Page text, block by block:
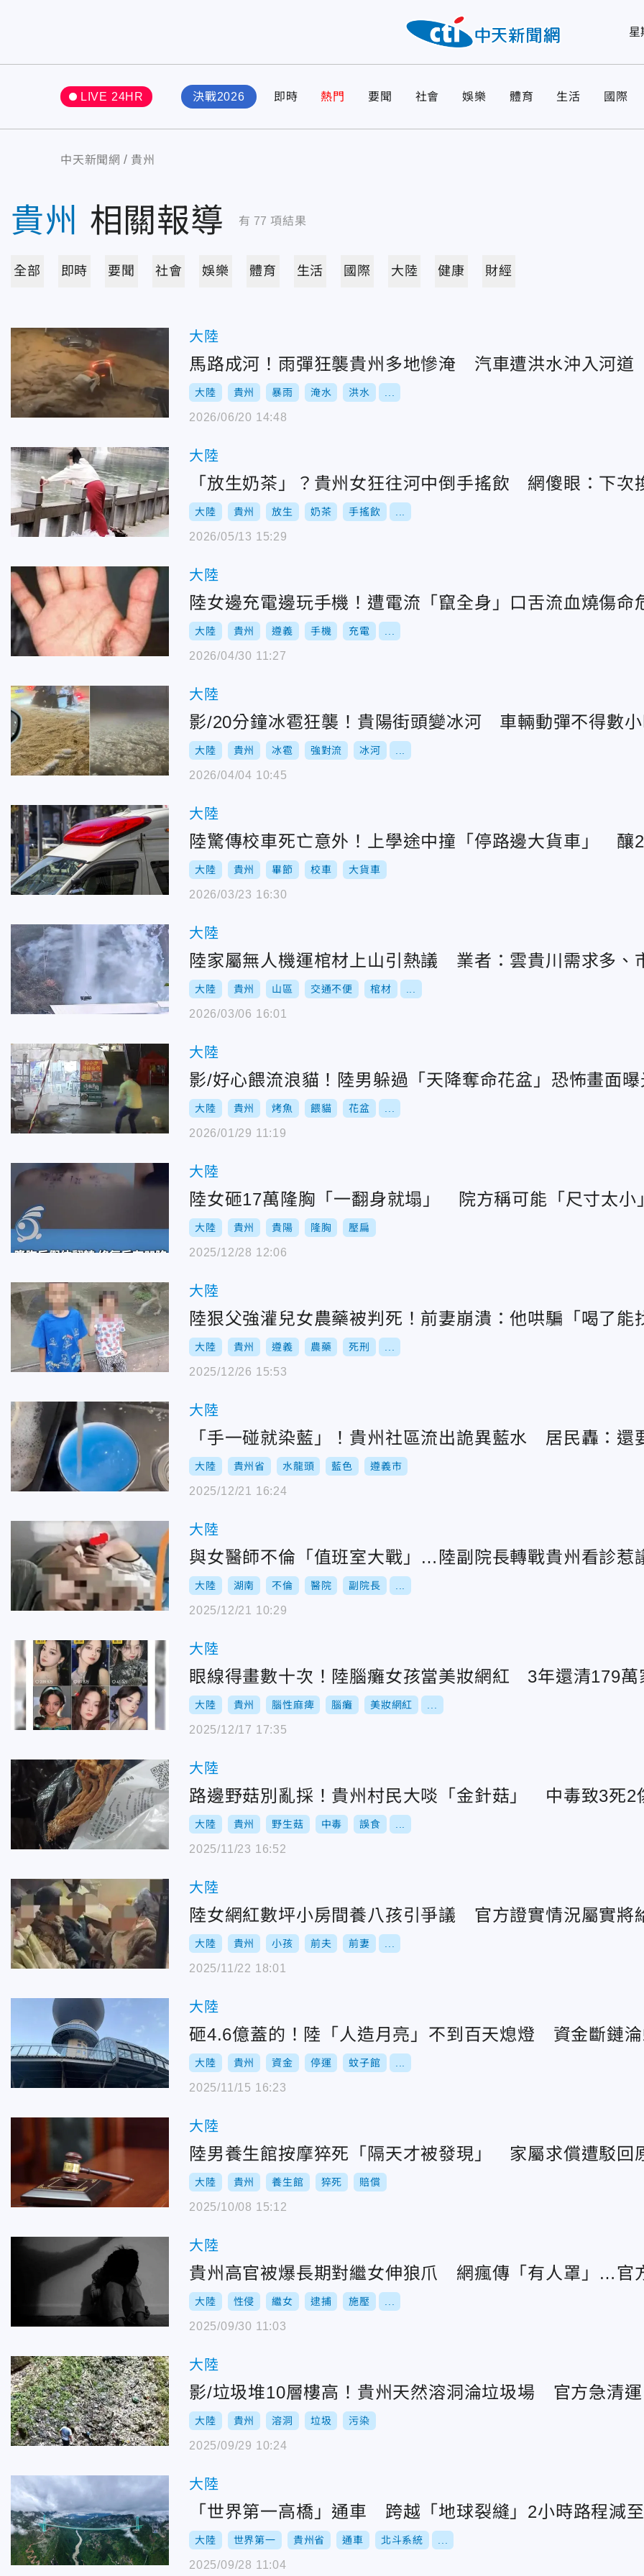
星
LIVE 24HR 決戰2026 即時 熱門 要聞 社會 娛樂 體育 生活 國際
中天新聞網 貴州
貴州 相關報導 有 77 項結果
全部 即時 要聞 社會 娛樂 體育 生活 國際 大陸 健康 財經
大陸
馬路成河！雨彈狂襲貴州多地慘淹 汽車遭洪水沖入河道
大陸 貴州 暴雨 淹水 洪水
2026/06/20 14:48
大陸
「放生奶茶」？貴州女狂往河中倒手搖飲 網傻眼：下次
大陸 貴州 放生 奶茶 手搖飲
2026/05/13 15:29
大陸
陸女邊充電邊玩手機！遭電流「竄全身」口舌流血燒傷命
大陸 貴州 遵義 手機 充電
2026/04/30 11:27
大陸
影/20分鐘冰雹狂襲！貴陽街頭變冰河 車輛動彈不得數
大陸 貴州 冰雹 強對流 冰河
2026/04/04 10:45
大陸
陸驚傳校車死亡意外！上學途中撞「停路邊大貨車」 釀
大陸 貴州 畢節 校車 大貨車
2026/03/23 16:30
大陸
陸家屬無人機運棺材上山引熱議 業者：雲貴川需求多、
大陸 貴州 山區 交通不便 棺材
2026/03/06 16:01
大陸
影/好心餵流浪貓！陸男躲過「天降奪命花盆」恐怖畫面曝
大陸 貴州 烤魚 餵貓 花盆
2026/01/29 11:19
大陸
陸女砸17萬隆胸「一翻身就塌」 院方稱可能「尺寸太小
大陸 貴州 貴陽 隆胸 壓扁
2025/12/28 12:06
大陸
陸狠父強灌兒女農藥被判死！前妻崩潰：他哄騙「喝了能
大陸 貴州 遵義 農藥 死刑
2025/12/26 15:53
大陸
「手一碰就染藍」！貴州社區流出詭異藍水 居民轟：還
大陸 貴州省 水龍頭 藍色 遵義市
2025/12/21 16:24
大陸
與女醫師不倫「值班室大戰」…陸副院長轉戰貴州看診惹
大陸 湖南 不倫 醫院 副院長
2025/12/21 10:29
大陸
眼線得畫數十次！陸腦癱女孩當美妝網紅 3年還清179萬
大陸 貴州 腦性麻痺 腦癱 美妝網紅
2025/12/17 17:35
大陸
路邊野菇別亂採！貴州村民大啖「金針菇」 中毒致3死2
大陸 貴州 野生菇 中毒 誤食
2025/11/23 16:52
大陸
陸女網紅數坪小房間養八孩引爭議 官方證實情況屬實將
大陸 貴州 小孩 前夫 前妻
2025/11/22 18:01
大陸
砸4.6億蓋的！陸「人造月亮」不到百天熄燈 資金斷鏈
大陸 貴州 資金 停運 蚊子館
2025/11/15 16:23
大陸
陸男養生館按摩猝死「隔天才被發現」 家屬求償遭駁回
大陸 貴州 養生館 猝死 賠償
2025/10/08 15:12
大陸
貴州高官被爆長期對繼女伸狼爪 網瘋傳「有人罩」…官
大陸 性侵 繼女 逮捕 施壓
2025/09/30 11:03
大陸
影/垃圾堆10層樓高！貴州天然溶洞淪垃圾場 官方急清運
大陸 貴州 溶洞 垃圾 污染
2025/09/29 10:24
大陸
「世界第一高橋」通車 跨越「地球裂縫」2小時路程減
大陸 世界第一 貴州省 通車 北斗系統
2025/09/28 11:04